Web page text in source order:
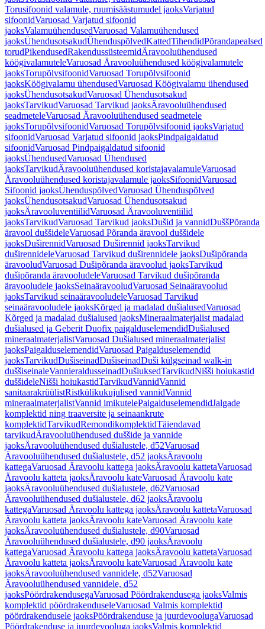
Torusifoonid valamule, ruumisäästumudel jaoksVarjatud
sifoonidVaruosad Varjatud sifoonid
jaoksValamuühendusedVaruosad Valamuühendused
jaoksÜhendusotsakudÜhenduspõlvedKattedTihendidPõrandapealsed
torudPikendusedRakendussüsteemidÄravooluühendused
köögivalamuteleVaruosad Äravooluühendused köögivalamutele
jaoksTorupõlvsifoonidVaruosad Torupõlvsifoonid
jaoksKöögivalamu ühendusedVaruosad Köögivalamu ühendused
jaoksÜhendusotsakudVaruosad Ühendusotsakud
jaoksTarvikudVaruosad Tarvikud jaoksÄravooluühendused
seadmeteleVaruosad Äravooluühendused seadmetele
jaoksTorupõlvsifoonidVaruosad Torupõlvsifoonid jaoksVarjatud
sifoonidVaruosad Varjatud sifoonid jaoksPindpaigaldatud
sifoonidVaruosad Pindpaigaldatud sifoonid
jaoksÜhendusedVaruosad Ühendused
jaoksTarvikudÄravooluühendused koristajavalamuleVaruosad
Äravooluühendused koristajavalamule jaoksSifoonidVaruosad
Sifoonid jaoksÜhenduspõlvedVaruosad Ühenduspõlved
jaoksÜhendusotsakudVaruosad Ühendusotsakud
jaoksÄravooluventiilidVaruosad Äravooluventiilid
jaoksTarvikudVaruosad Tarvikud jaoksDušid ja vannidDuššPõranda
äravool duššideleVaruosad Põranda äravool duššidele
jaoksDuširennidVaruosad Duširennid jaoksTarvikud
duširennideleVaruosad Tarvikud duširennidele jaoksDušipõranda
äravooludVaruosad Dušipõranda äravoolud jaoksTarvikud
dušipõranda äravooludeleVaruosad Tarvikud dušipõranda
äravooludele jaoksSeinaäravooludVaruosad Seinaäravoolud
jaoksTarvikud seinaäravooludeleVaruosad Tarvikud
seinaäravooludele jaoksKõrged ja madalad dušialusedVaruosad
Kõrged ja madalad dušialused jaoksMineraalmaterjalist madalad
dušialused ja Geberit Duofix paigalduselemendidDušialused
mineraalmaterjalistVaruosad Dušialused mineraalmaterjalist
jaoksPaigalduselemendidVaruosad Paigalduselemendid
jaoksTarvikudDušiseinadDušiseinadDuši külgseinad walk-in
duššiseinaleVannieraldusseinadDušiuksedTarvikudNišši hoiukastid
duššideleNišši hoiukastidTarvikudVannidVannid
sanitaarakrüülistRistkülikukujulised vannidVannid
mineraalmaterjalistVannid imikutelePaigalduselemendidJalgade
komplektid ning traaversite ja seinaankrute
komplektidTarvikudRemondikomplektidTäiendavad
tarvikudÄravooluühendused duššide ja vannide
jaoksÄravooluühendused dušialustele, d52Varuosad
Äravooluühendused dušialustele, d52 jaoksÄravoolu
kattegaVaruosad Äravoolu kattega jaoksÄravoolu kattetaVaruosad
Äravoolu katteta jaoksÄravoolu kateVaruosad Äravoolu kate
jaoksÄravooluühendused dušialustele, d62Varuosad
Äravooluühendused dušialustele, d62 jaoksÄravoolu
kattegaVaruosad Äravoolu kattega jaoksÄravoolu kattetaVaruosad
Äravoolu katteta jaoksÄravoolu kateVaruosad Äravoolu kate
jaoksÄravooluühendused dušialustele, d90Varuosad
Äravooluühendused dušialustele, d90 jaoksÄravoolu
kattegaVaruosad Äravoolu kattega jaoksÄravoolu kattetaVaruosad
Äravoolu katteta jaoksÄravoolu kateVaruosad Äravoolu kate
jaoksÄravooluühendused vannidele, d52Varuosad
Äravooluühendused vannidele, d52
jaoksPöördrakendusegaVaruosad Pöördrakendusega jaoksValmis
komplektid pöördrakenduseleVaruosad Valmis komplektid
pöördrakendusele jaoksPöördrakenduse ja juurdevoolugaVaruosad
Pöördrakenduse ja juurdevooluga jaoksValmis komplektid